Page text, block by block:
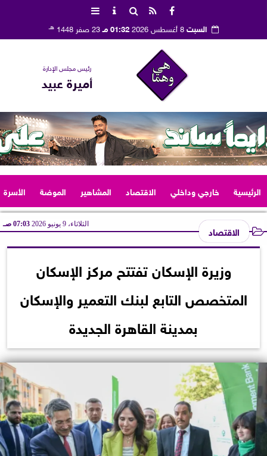
السبت8 أغسطس 2026 01:32 مـ 23 صفر 1448 هـ
رئيس مجلس الإدارة
أميرة عبيد
الرئيسية خارجي وداخلي الاقتصاد المشاهير الموضة الأسرة
الاقتصاد الثلاثاء، 9 يونيو 2026 07:03 صـ
وزيرة الإسكان تفتتح مركز الإسكان
المتخصص التابع لبنك التعمير والإسكان
بمدينة القاهرة الجديدة